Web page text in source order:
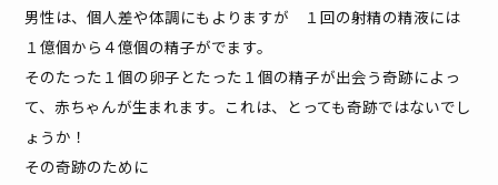
男性は、個人差や体調にもよりますが １回の射精の精液には
１億個から４億個の精子がでます。
そのたった１個の卵子とたった１個の精子が出会う奇跡によっ
て、赤ちゃんが生まれます。これは、とっても奇跡ではないでし
ょうか！
その奇跡のために